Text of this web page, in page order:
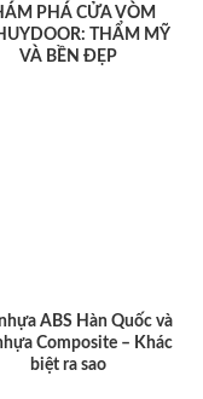
PHÁ CỬA VÒM
THẨM MỸ
VÀ BỀN ĐẸP
ABS Hàn Quốc và
Composite – Khác
biệt ra sao